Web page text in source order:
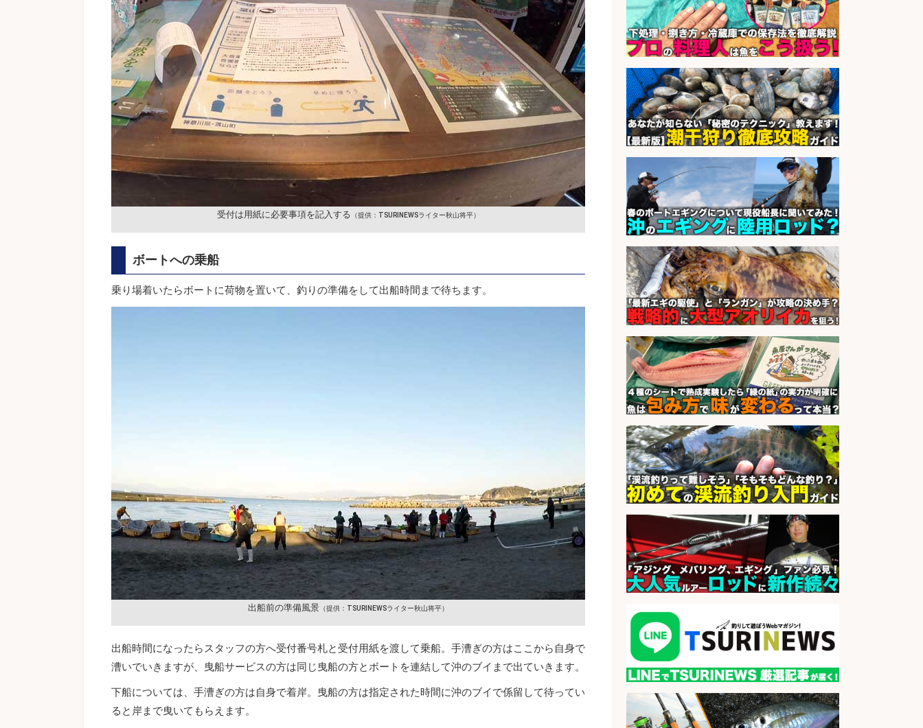
受付は用紙に必要事項を記入する （提供：TSURINEWSライター秋山将平）
ボートへの乗船
乗り場着いたらボートに荷物を置いて、釣りの準備をして出船時間まで待ちます。
出船前の準備風景 （提供：TSURINEWSライター秋山将平）
出船時間になったらスタッフの方へ受付番号札と受付用紙を渡して乗船。手漕ぎの方はここから自身で
漕いでいきますが、曳船サービスの方は同じ曳船の方とボートを連結して沖のブイまで出ていきます。
下船については、手漕ぎの方は自身で着岸。曳船の方は指定された時間に沖のブイで係留して待ってい
ると岸まで曳いてもらえます。